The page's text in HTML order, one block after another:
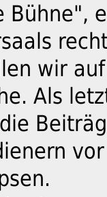
Bühne",
wir
Als